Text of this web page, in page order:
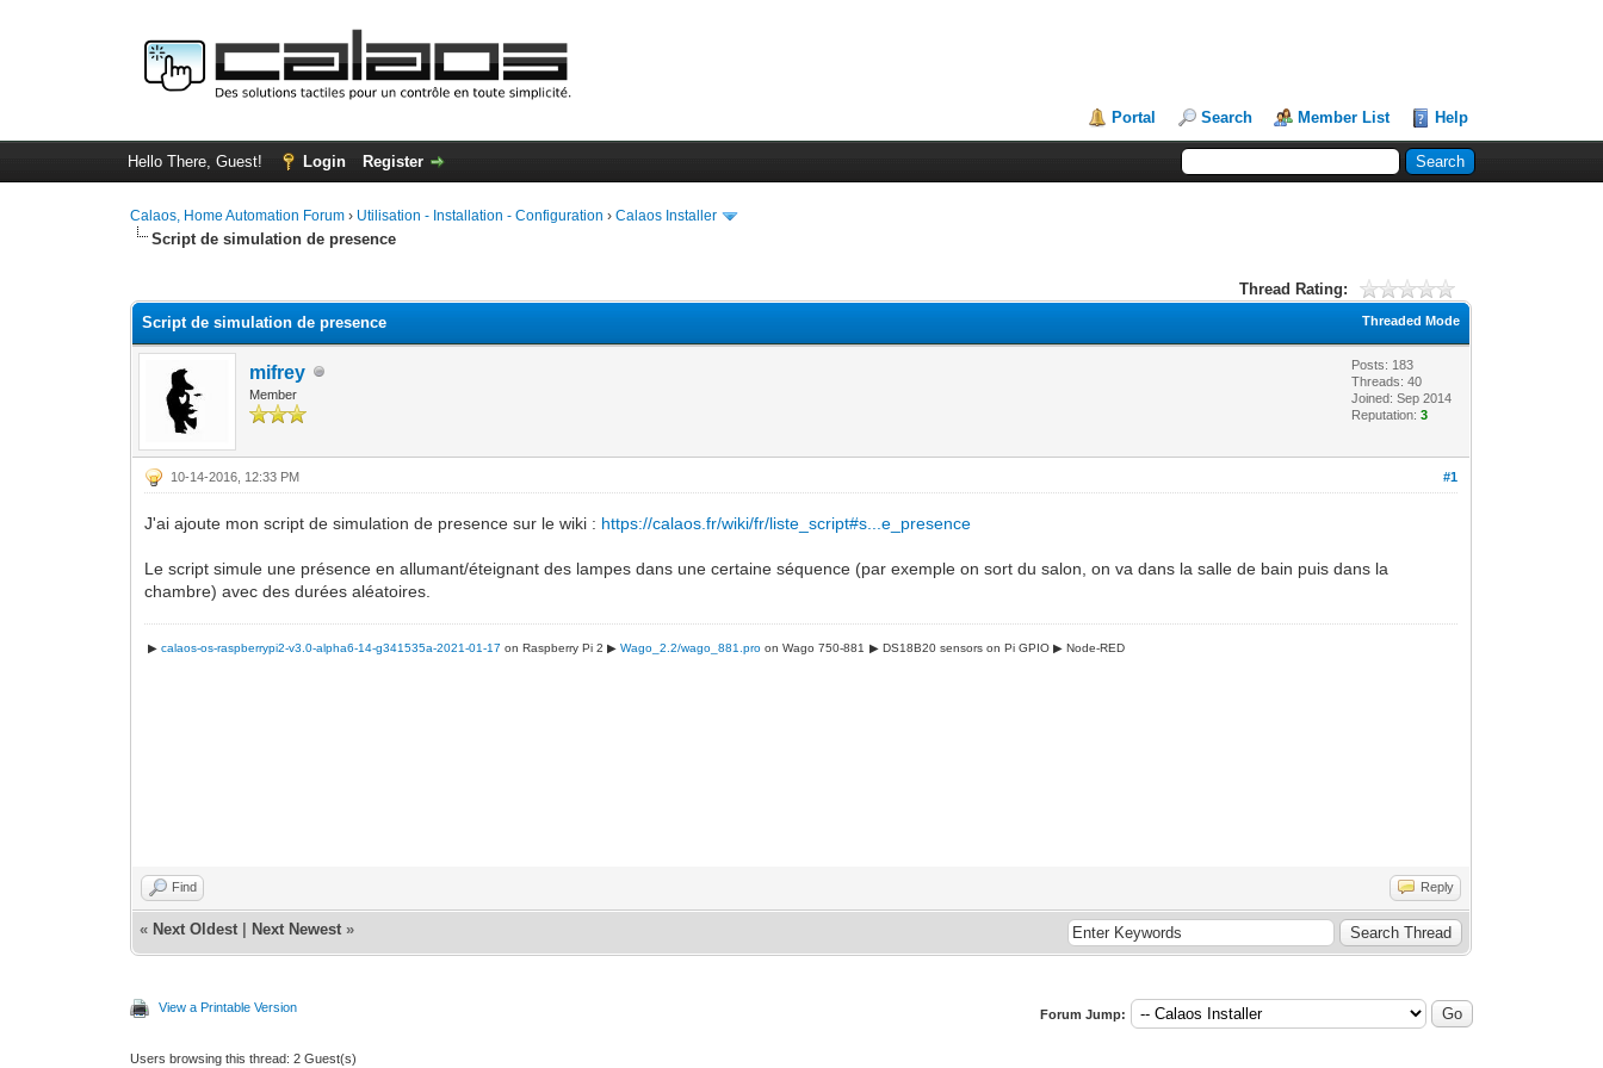
Portal Search Member List Help
Hello There, Guest! Login Register
Calaos, Home Automation Forum › Utilisation - Installation - Configuration ›Calaos Installer
Script de simulation de presence
Thread Rating:
Threaded Mode
Script de simulation de presence
mifrey
Member
Posts: 183
Threads: 40
Joined: Sep 2014
Reputation:3
#1
10-14-2016, 12:33 PM
J'ai ajoute mon script de simulation de presence sur le wiki : https://calaos.fr/wiki/fr/liste_script#s...e_presence
Le script simule une présence en allumant/éteignant des lampes dans une certaine séquence (par exemple on sort du salon, on va dans la salle de bain puis dans la
chambre) avec des durées aléatoires.
▶ calaos-os-raspberrypi2-v3.0-alpha6-14-g341535a-2021-01-17 on Raspberry Pi 2 ▶Wago_2.2/wago_881.pro on Wago 750-881 ▶ DS18B20 sensors on Pi GPIO▶ Node-RED
Find Reply
« Next Oldest Next Newest »
View a Printable Version Forum Jump:
Users browsing this thread: 2 Guest(s)